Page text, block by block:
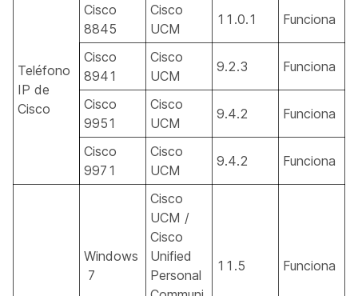
Teléfono
IP de
Cisco
Cisco
8845
Cisco
UCM
11.0.1 Funciona
Cisco
8941
Cisco
UCM
9.2.3 Funciona
Cisco
9951
Cisco
UCM
9.4.2 Funciona
Cisco
9971
Cisco
UCM
9.4.2 Funciona
Windows
7
Cisco
UCM /
Cisco
Unified
Personal
11.5 Funciona